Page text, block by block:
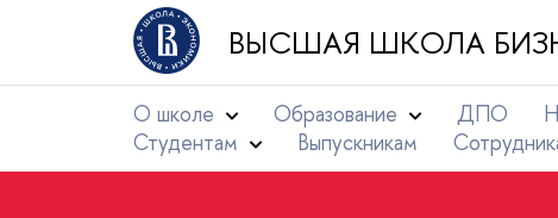
ВЫСШАЯ ШКОЛА
О школе Образование ДПО
Студентам
Выпускникам